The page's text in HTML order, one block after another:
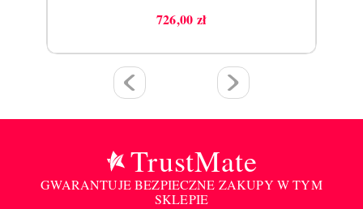
Cena
726,00 zł
TrustMate
GWARANTUJE BEZPIECZNE ZAKUPY W TYM
SKLEPIE